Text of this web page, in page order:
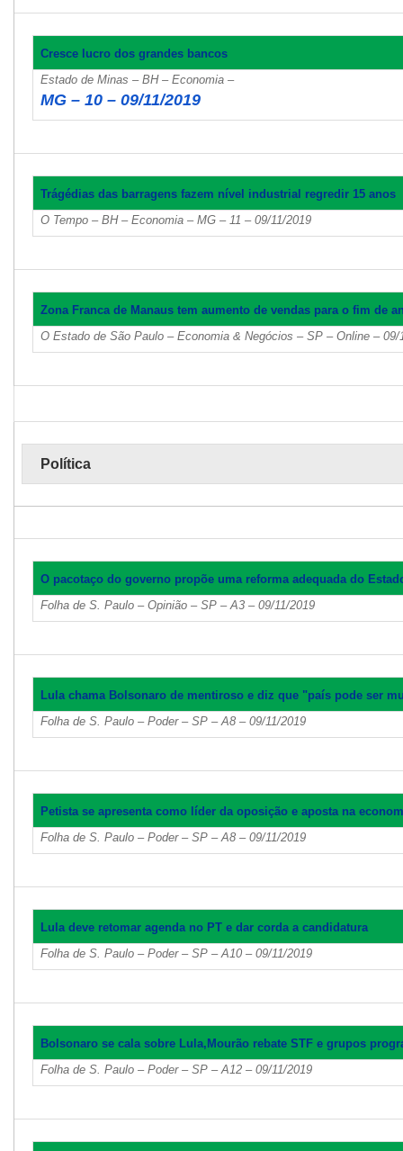
Cresce lucro dos grandes bancos
Estado de Minas – BH – Economia –
MG – 10 – 09/11/2019
Trágédias das barragens fazem nível industrial regredir 15 anos
O Tempo – BH – Economia – MG – 11 – 09/11/2019
Zona Franca de Manaus tem aumento de vendas para o fim de
O Estado de São Paulo – Economia & Negócios – SP – Online – 09/
Política
O pacotaço do governo propõe uma reforma adequada do
Folha de S. Paulo – Opinião – SP – A3 – 09/11/2019
Lula chama Bolsonaro de mentiroso e diz que "país pode ser
Folha de S. Paulo – Poder – SP – A8 – 09/11/2019
Petista se apresenta como líder da oposição e aposta na
Folha de S. Paulo – Poder – SP – A8 – 09/11/2019
Lula deve retomar agenda no PT e dar corda a candidatura
Folha de S. Paulo – Poder – SP – A10 – 09/11/2019
Bolsonaro se cala sobre Lula,Mourão rebate STF e grupos
Folha de S. Paulo – Poder – SP – A12 – 09/11/2019